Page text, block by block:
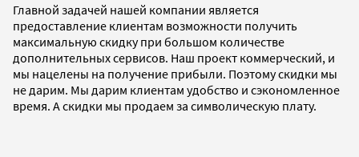
Главной задачей нашей компании является
предоставление клиентам возможности получить
максимальную скидку при большом количестве
дополнительных сервисов. Наш проект коммерческий, и
мы нацелены на получение прибыли. Поэтому скидки мы
не дарим. Мы дарим клиентам удобство и сэкономленное
время. А скидки мы продаем за символическую плату.